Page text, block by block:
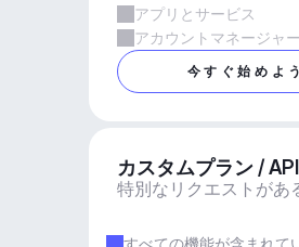
アプリとサービス
アカウントマネージャ
今すぐ始めよう
カスタムプラン / API
特別なリクエストがあ
すべての機能が含まれて